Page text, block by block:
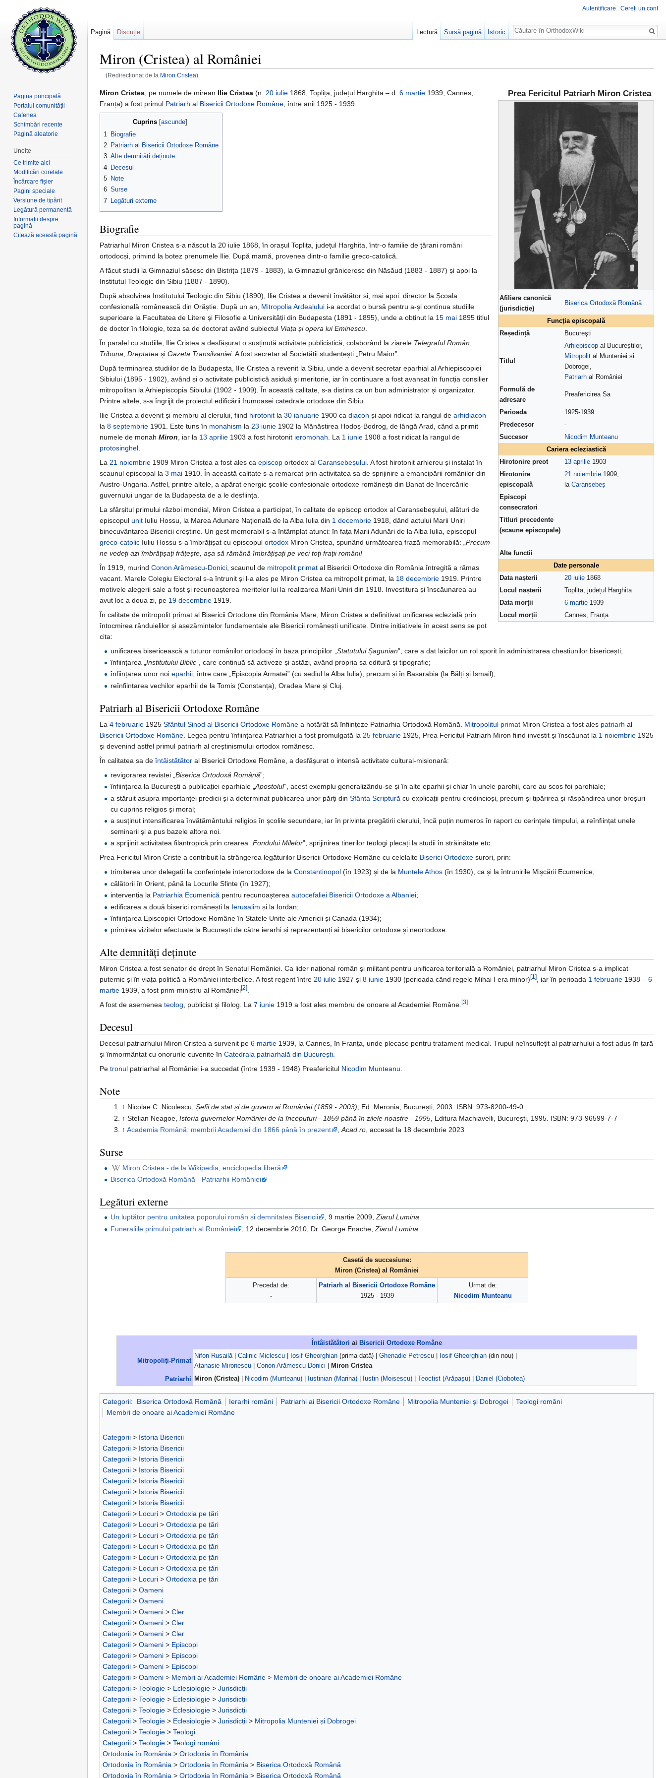
Miron (Cristea) al României
(Redirecționat de la Miron Cristea)
Prea Fericitul Patriarh Miron Cristea
Afiliere canonică
(jurisdicție)
Biserica Ortodoxă Română
Funcția episcopală
Reședință
Bucureşti
Titlul
Arhiepiscop al Bucureștilor,
Mitropolit al Munteniei și
Dobrogei,
Patriarh al României
Formulă de
adresare
Preafericirea Sa
Perioada
1925-1939
Predecesor
-
Succesor
Nicodim Munteanu
Cariera ecleziastică
Hirotonire preot
13 aprilie 1903
Hirotonire
episcopală
21 noiembrie 1909,
la Caransebeș
Episcopi
consecratori
Titluri precedente
(scaune episcopale)
Alte funcții
Date personale
Data nașterii
20 iulie 1868
Locul nașterii
Toplița, județul Harghita
Data morții
6 martie 1939
Locul morții
Cannes, Franța
Miron Cristea , pe numele de mirean Ilie Cristea (n. 20 iulie 1868, Toplița, județul Harghita – d. 6 martie 1939, Cannes,
Franța) a fost primul Patriarh al Bisericii Ortodoxe Române , între anii 1925 - 1939.
Cuprins [ascunde]
1
Biografie
2 Patriarh al Bisericii Ortodoxe Române
3 Alte demnități deținute
4 Decesul
5 Note
6 Surse
7 Legături externe
Biografie
Patriarhul Miron Cristea s-a născut la 20 iulie 1868, în orașul Toplița, județul Harghita, într-o familie de țărani români
ortodocși, primind la botez prenumele Ilie. După mamă, provenea dintr-o familie greco-catolică.
A făcut studii la Gimnaziul săsesc din Bistrița (1879 - 1883), la Gimnaziul grăniceresc din Năsăud (1883 - 1887) și apoi la
Institutul Teologic din Sibiu (1887 - 1890).
După absolvirea Institutului Teologic din Sibiu (1890), Ilie Cristea a devenit învățător și, mai apoi. director la Școala
confesională românească din Orăștie. După un an, Mitropolia Ardealului i-a acordat o bursă pentru a-și continua studiile
superioare la Facultatea de Litere și Filosofie a Universității din Budapesta (1891 - 1895), unde a obținut la 15 mai 1895 titlul
de doctor în filologie, teza sa de doctorat având subiectul Viața și opera lui Eminescu
În paralel cu studiile, Ilie Cristea a desfășurat o susținută activitate publicistică, colaborând la ziarele Telegraful Român
Tribuna Dreptatea și Gazeta Transilvaniei. A fost secretar al Societății studențești „Petru Maior”.
După terminarea studiilor de la Budapesta, Ilie Cristea a revenit la Sibiu, unde a devenit secretar eparhial al Arhiepiscopiei
Sibiului (1895 - 1902), având și o activitate publicistică asiduă și meritorie, iar în continuare a fost avansat în funcția consilier
mitropolitan la Arhiepiscopia Sibiului (1902 - 1909). În această calitate, s-a distins ca un bun administrator și organizator.
Printre altele, s-a îngrijit de proiectul edificării frumoasei catedrale ortodoxe din Sibiu.
Ilie Cristea a devenit și membru al clerului, fiind hirotonit la 30 ianuarie 1900 ca diacon și apoi ridicat la rangul de arhidiacon
la 8 septembrie 1901. Este tuns în monahism la 23 iunie 1902 la Mănăstirea Hodoș-Bodrog, de lângă Arad, când a primit
numele de monah Miron , iar la 13 aprilie 1903 a fost hirotonit ieromonah . La 1 iunie 1908 a fost ridicat la rangul de
protosinghel
La 21 noiembrie 1909 Miron Cristea a fost ales ca episcop ortodox al Caransebeșului . A fost hirotonit arhiereu și instalat în
scaunul episcopal la 3 mai 1910. În această calitate s-a remarcat prin activitatea sa de sprijinire a emancipării românilor din
Austro-Ungaria. Astfel, printre altele, a apărat energic școlile confesionale ortodoxe românești din Banat de încercările
guvernului ungar de la Budapesta de a le desființa.
La sfârșitul primului război mondial, Miron Cristea a participat, în calitate de episcop ortodox al Caransebeșului, alături de
episcopul unit Iuliu Hossu, la Marea Adunare Națională de la Alba Iulia din 1 decembrie 1918, dând actului Marii Uniri
binecuvântarea Bisericii creștine. Un gest memorabil s-a întâmplat atunci: în fața Marii Adunări de la Alba Iulia, episcopul
greco-catolic Iuliu Hossu s-a îmbrățișat cu episcopul ortodox Miron Cristea, spunând următoarea frază memorabilă: „ Precum
ne vedeți azi îmbrățișați frățește, așa să rămână îmbrățișați pe veci toți frații români!”
În 1919, murind Conon Arămescu-Donici , scaunul de mitropolit primat al Bisericii Ortodoxe din România întregită a rămas
vacant. Marele Colegiu Electoral s-a întrunit și l-a ales pe Miron Cristea ca mitropolit primat, la 18 decembrie 1919. Printre
motivele alegerii sale a fost și recunoașterea meritelor lui la realizarea Marii Uniri din 1918. Investitura și înscăunarea au
avut loc a doua zi, pe 19 decembrie 1919.
În calitate de mitropolit primat al Bisericii Ortodoxe din România Mare, Miron Cristea a definitivat unificarea eclezială prin
întocmirea rânduielilor și așezămintelor fundamentale ale Bisericii românești unificate. Dintre inițiativele în acest sens se pot
cita:
unificarea bisericească a tuturor românilor ortodocși în baza principiilor „Statutului Șagunian”, care a dat laicilor un rol sporit în administrarea chestiunilor bisericești;
înființarea „Institutului Biblic”, care continuă să activeze și astăzi, având propria sa editură și tipografie;
înființarea unor noieparhii, între care „Episcopia Armatei” (cu sediul la Alba Iulia), precum și în Basarabia (la Bălți și Ismail);
reînființarea vechilor eparhii de la Tomis (Constanța), Oradea Mare și Cluj.
Patriarh al Bisericii Ortodoxe Române
La 4 februarie 1925 Sfântul Sinod al Bisericii Ortodoxe Române a hotărât să înființeze Patriarhia Ortodoxă Română. Mitropolitul primat Miron Cristea a fost ales patriarh al
Bisericii Ortodoxe Române . Legea pentru înființarea Patriarhiei a fost promulgată la 25 februarie 1925, Prea Fericitul Patriarh Miron fiind investit și înscăunat la 1 noiembrie 1925
și devenind astfel primul patriarh al creștinismului ortodox românesc.
În calitatea sa deîntâistătător al Bisericii Ortodoxe Române, a desfășurat o intensă activitate cultural-misionară:
revigorarea revistei „Biserica Ortodoxă Română”;
înființarea la București a publicației eparhiale „Apostolul”, acest exemplu generalizându-se și în alte eparhii și chiar în unele parohii, care au scos foi parohiale;
a stăruit asupra importanței predicii și a determinat publicarea unor părți dinSfânta Scriptură cu explicații pentru credincioși, precum și tipărirea și răspândirea unor broșuri
cu cuprins religios și moral;
a susținut intensificarea învățământului religios în școlile secundare, iar în privința pregătirii clerului, încă puțin numeros în raport cu cerințele timpului, a reînființat unele
seminarii și a pus bazele altora noi.
a sprijinit activitatea filantropică prin crearea „Fondului Milelor”, sprijinirea tinerilor teologi plecați la studii în străinătate etc.
Prea Fericitul Miron Criste a contribuit la strângerea legăturilor Bisericii Ortodoxe Române cu celelalte Biserici Ortodoxe surori, prin:
trimiterea unor delegații la conferințele interortodoxe de laConstantinopol (în 1923) și de la Muntele Athos (în 1930), ca și la întrunirile Mișcării Ecumenice;
călătorii în Orient, până la Locurile Sfinte (în 1927);
intervenția la Patriarhia Ecumenică pentru recunoaștereaautocefaliei Bisericii Ortodoxe a Albaniei;
edificarea a două biserici românești la Ierusalim și la Iordan;
înființarea Episcopiei Ortodoxe Române în Statele Unite ale Americii și Canada (1934);
primirea vizitelor efectuate la București de către ierarhi și reprezentanți ai bisericilor ortodoxe și neortodoxe.
Alte demnități deținute
Miron Cristea a fost senator de drept în Senatul României. Ca lider național român și militant pentru unificarea teritorială a României, patriarhul Miron Cristea s-a implicat
puternic și în viața politică a României interbelice. A fost regent între 20 iulie 1927 și 8 iunie 1930 (perioada când regele Mihai I era minor)[1], iar în perioada 1 februarie 1938 – 6
martie 1939, a fost prim-ministru al României[2].
A fost de asemenea teolog, publicist și filolog. La 7 iunie 1919 a fost ales membru de onoare al Academiei Române.[3]
Decesul
Decesul patriarhului Miron Cristea a survenit pe 6 martie 1939, la Cannes, în Franța, unde plecase pentru tratament medical. Trupul neînsuflețit al patriarhului a fost adus în țară
și înmormântat cu onorurile cuvenite în Catedrala patriarhală din București.
Pe tronul patriarhal al României i-a succedat (între 1939 - 1948) Preafericitul Nicodim Munteanu.
Note
↑ Nicolae C. Nicolescu, Șefii de stat și de guvern ai României (1859 - 2003) , Ed. Meronia, București, 2003. ISBN: 973-8200-49-0
↑ Stelian Neagoe, Istoria guvernelor României de la începuturi - 1859 până în zilele noastre - 1995, Editura Machiavelli, București, 1995. ISBN: 973-96599-7-7
↑ Academia Română: membrii Academiei din 1866 până în prezent ,Acad.ro, accesat la 18 decembrie 2023
Surse
Miron Cristea - de la Wikipedia, enciclopedia liberă
Biserica Ortodoxă Română - Patriarhii României
Legături externe
Un luptător pentru unitatea poporului român și demnitatea Bisericii , 9 martie 2009,Ziarul Lumina
Funeraliile primului patriarh al României
, 12 decembrie 2010, Dr. George Enache,Ziarul Lumina
Casetă de succesiune:
Miron (Cristea) al României
Precedat de:
-
Patriarh al Bisericii Ortodoxe Române
1925 - 1939
Urmat de:
Nicodim Munteanu
Întâistătători ai Bisericii Ortodoxe Române
Mitropoliți-Primat
Nifon Rusailă Calinic Miclescu Iosif Gheorghian (prima dată) | Ghenadie Petrescu Iosif Gheorghian (din nou) |
Atanasie Mironescu
Conon Arămescu-Donici Miron Cristea
Patriarhi Miron (Cristea) Nicodim (Munteanu) Iustinian (Marina) Iustin (Moisescu) Teoctist (Arăpașu) Daniel (Ciobotea)
Categorii: Biserica Ortodoxă Română Ierarhi români Patriarhi ai Bisericii Ortodoxe Române Mitropolia Munteniei și Dobrogei
Teologi români
Membri de onoare ai Academiei Române
Categorii > Istoria Bisericii
Categorii > Istoria Bisericii
Categorii > Istoria Bisericii
Categorii > Istoria Bisericii
Categorii > Istoria Bisericii
Categorii > Istoria Bisericii
Categorii > Istoria Bisericii
Categorii > Locuri > Ortodoxia pe țări
Categorii > Locuri > Ortodoxia pe țări
Categorii > Locuri > Ortodoxia pe țări
Categorii > Locuri > Ortodoxia pe țări
Categorii > Locuri > Ortodoxia pe țări
Categorii > Locuri > Ortodoxia pe țări
Categorii > Locuri > Ortodoxia pe țări
Categorii > Oameni
Categorii > Oameni
Categorii > Oameni > Cler
Categorii > Oameni > Cler
Categorii > Oameni > Cler
Categorii > Oameni > Episcopi
Categorii > Oameni > Episcopi
Categorii > Oameni > Episcopi
Categorii > Oameni > Membri ai Academiei Române > Membri de onoare ai Academiei Române
Categorii > Teologie > Eclesiologie > Jurisdicții
Categorii > Teologie > Eclesiologie > Jurisdicții
Categorii > Teologie > Eclesiologie > Jurisdicții
Categorii > Teologie > Eclesiologie > Jurisdicții > Mitropolia Munteniei și Dobrogei
Categorii > Teologie > Teologi
Categorii > Teologie > Teologi români
Ortodoxia în România > Ortodoxia în România
Ortodoxia în România > Ortodoxia în România > Biserica Ortodoxă Română
Ortodoxia în România > Ortodoxia în România > Biserica Ortodoxă Română
Autentificare Cereți un cont
Pagină Discuție Lectură Sursă pagină Istoric
Căutare
Pagina principală
Portalul comunității
Cafenea
Schimbări recente
Pagină aleatorie
Unelte
Ce trimite aici
Modificări corelate
Încărcare fișier
Pagini speciale
Versiune de tipărit
Legătură permanentă
Informații despre
pagină
Citează această pagină